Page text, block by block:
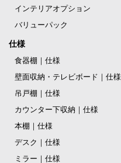
インテリアオプション
バリューパック
仕様
食器棚｜仕様
壁面収納・テレビボード｜仕様
吊戸棚｜仕様
カウンター下収納｜仕様
本棚｜仕様
デスク｜仕様
ミラー｜仕様